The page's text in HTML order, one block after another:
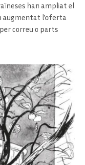
han ampliat el
augmentat l’oferta
correu o parts